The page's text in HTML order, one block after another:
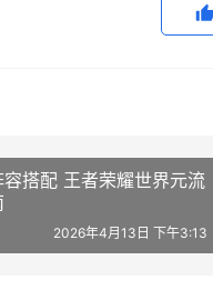
搭配 王者荣耀世界元流
2026年4月13日 下午3:13